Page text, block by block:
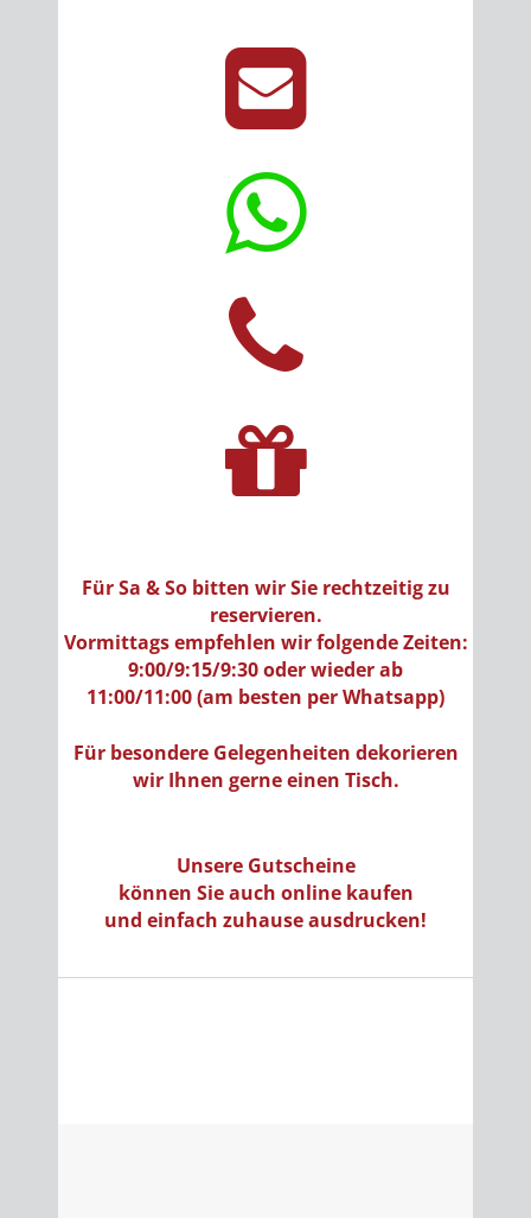
Für Sa & So bitten wir Sie rechtzeitig zu
reservieren.
Vormittags empfehlen wir folgende Zeiten:
9:00/9:15/9:30 oder wieder ab
11:00/11:00(am besten per Whatsapp)
Für besondere Gelegenheiten dekorieren
wir Ihnen gerne einen Tisch.
Unsere Gutscheine
können Sie auch online kaufen
und einfach zuhause ausdrucken!